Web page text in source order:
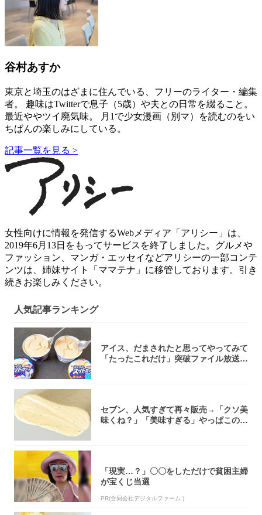
谷村あすか
東京と埼玉のはざまに住んでいる、フリーのライター・編集
者。 趣味はTwitterで息子（5歳）や夫との日常を綴ること。
最近ややツイ廃気味。 月1で少女漫画（別マ）を読むのをい
ちばんの楽しみにしている。
記事一覧を見る >
女性向けに情報を発信するWebメディア「アリシー」は、
2019年6月13日をもってサービスを終了しました。グルメや
ファッション、マンガ・エッセイなどアリシーの一部コンテ
ンツは、姉妹サイト「ママテナ」に移管しております。引き
続きお楽しみください。
人気記事ランキング
アイス、だまされたと思ってやってみて
「たったこれだけ」突破ファイル放送で
セブン、人気すぎて再々販売→「クソ美
味くね？」「美味すぎる」やっぱこのク
「現実…？」〇〇をしただけで貧困主婦
が宝くじ当選
PR(合同会社デジタルファーム )